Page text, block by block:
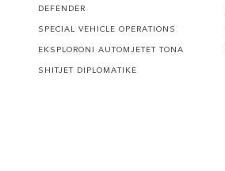
DEFENDER
SPECIAL VEHICLE OPERATIONS
EKSPLORONI AUTOMJETET TONA
SHITJET DIPLOMATIKE